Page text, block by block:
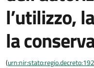
l’utilizzo,
la
(